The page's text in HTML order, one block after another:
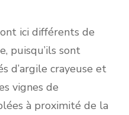
ici différents de
puisqu’ils sont
d’argile crayeuse et
vignes de
à proximité de la